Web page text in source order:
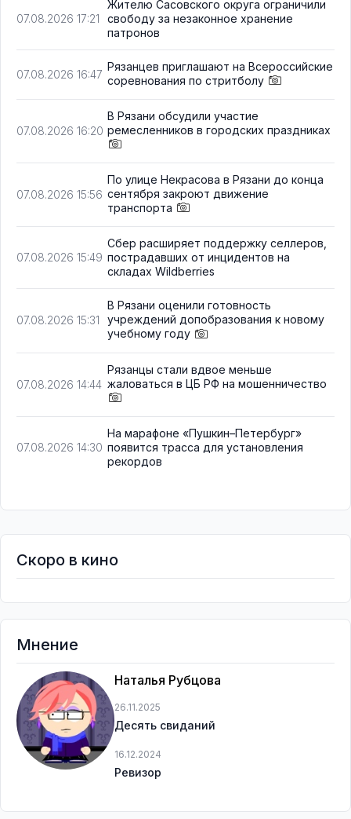
07.08.2026 17:21
Жителю Сасовского округа ограничили
свободу за незаконное хранение
патронов
07.08.2026 16:47
Рязанцев приглашают на Всероссийские
соревнования по стритболу
07.08.2026 16:20
В Рязани обсудили участие
ремесленников в городских праздниках
07.08.2026 15:56
По улице Некрасова в Рязани до конца
сентября закроют движение
транспорта
07.08.2026 15:49
Сбер расширяет поддержку селлеров,
пострадавших от инцидентов на
складах Wildberries
07.08.2026 15:31
В Рязани оценили готовность
учреждений допобразования к новому
учебному году
07.08.2026 14:44
Рязанцы стали вдвое меньше
жаловаться в ЦБ РФ на мошенничество
07.08.2026 14:30
На марафоне «Пушкин–Петербург»
появится трасса для установления
рекордов
Скоро в кино
Мнение
Наталья Рубцова
26.11.2025
Десять свиданий
16.12.2024
Ревизор